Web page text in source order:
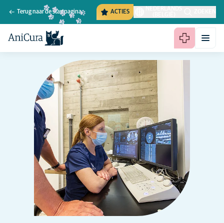
Terug naar de startpagina ACTIES